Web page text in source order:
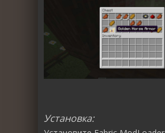
Установка: